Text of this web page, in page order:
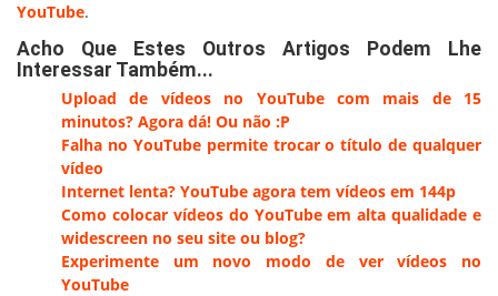
YouTube.
Acho Que Estes Outros Artigos Podem Lhe
Interessar Também...
Upload de vídeos no YouTube com mais de 15
minutos? Agora dá! Ou não :P
Falha no YouTube permite trocar o título de qualquer
vídeo
Internet lenta? YouTube agora tem vídeos em 144p
Como colocar vídeos do YouTube em alta qualidade e
widescreen no seu site ou blog?
Experimente um novo modo de ver vídeos no
YouTube